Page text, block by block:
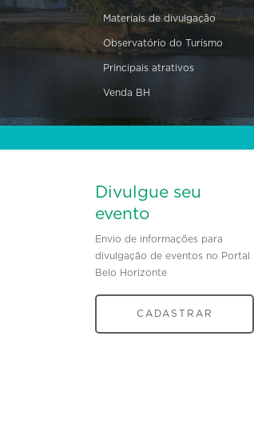
Materiais de divulgação
Observatório do Turismo
Principais atrativos
Venda BH
Divulgue seu
evento
Envio de informações para
divulgação de eventos no Portal
Belo Horizonte
CADASTRAR